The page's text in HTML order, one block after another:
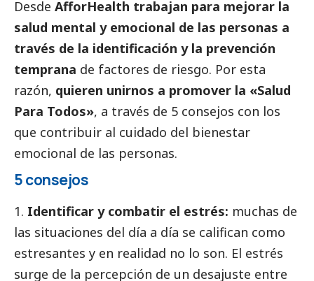
Desde AfforHealth trabajan para mejorar la
salud mental y emocional de las personas a
través de la identificación y la prevención
temprana de factores de riesgo. Por esta
razón, quieren unirnos a promover la «Salud
Para Todos», a través de 5 consejos con los
que contribuir al cuidado del bienestar
emocional de las personas.
5 consejos
Identificar y combatir el estrés: muchas de
las situaciones del día a día se califican como
estresantes y en realidad no lo son. El estrés
surge de la percepción de un desajuste entre